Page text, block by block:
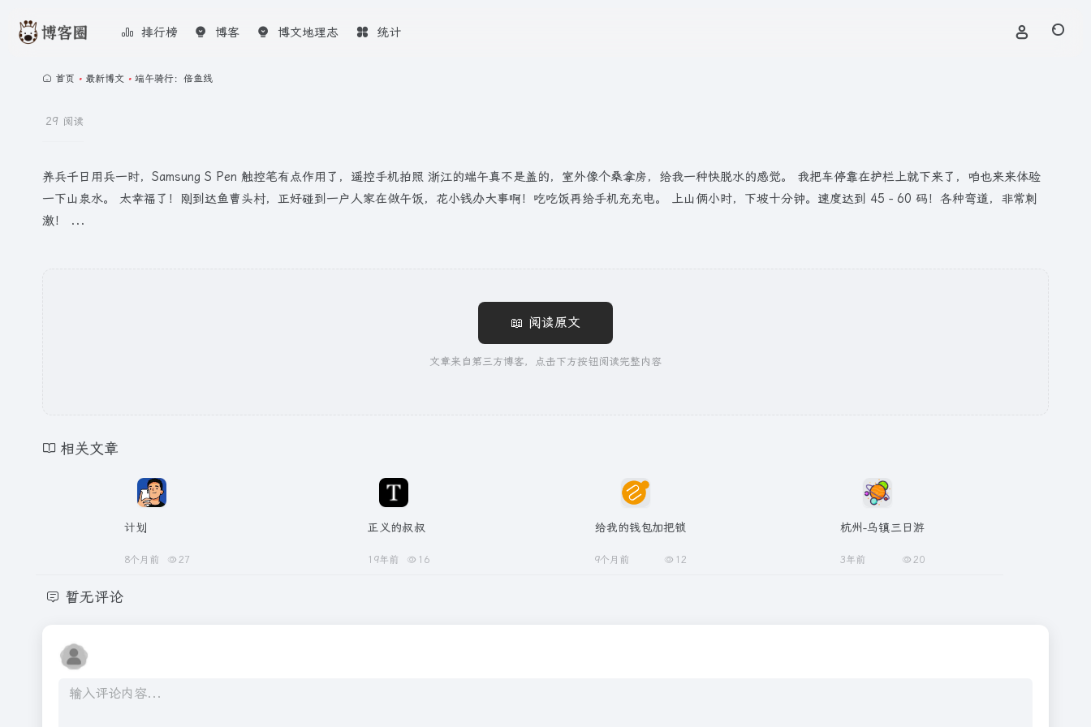
排行榜 博客 博文地理志 统计
首页 • 最新博文 • 端午骑行：倍鱼线
29 阅读
养兵千日用兵一时，Samsung S Pen 触控笔有点作用了，遥控手机拍照 浙江的端午真不是盖的，室外像个桑拿房，给我一种快脱水的感觉。 我把车停靠在护栏上就下来了，咱也来来体验
一下山泉水。 太幸福了！刚到达鱼曹头村，正好碰到一户人家在做午饭，花小钱办大事啊！吃吃饭再给手机充充电。 上山俩小时，下坡十分钟。速度达到 45 - 60 码！各种弯道，非常刺
激！ ...
📖 阅读原文
文章来自第三方博客，点击下方按钮阅读完整内容
相关文章
计划
8个月前 27
正义的叔叔
19年前 16
给我的钱包加把锁
9个月前 12
杭州-乌镇三日游
3年前 20
暂无评论